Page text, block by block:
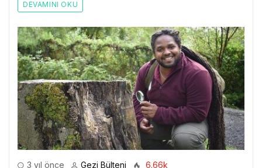
DEVAMINI OKU
3 yıl önce Gezi Bülteni 6.66k